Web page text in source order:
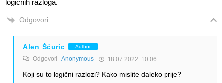
logičnih razloga.
Odgovori
Alen Šćuric Author
Odgovori Anonymous 18.07.2022. 10:06
Koji su to logični razlozi? Kako mislite daleko prije?